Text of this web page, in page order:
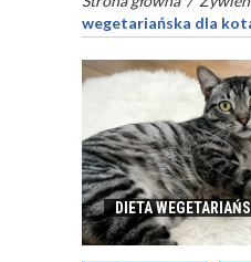
wegetariańska dla
DIETA